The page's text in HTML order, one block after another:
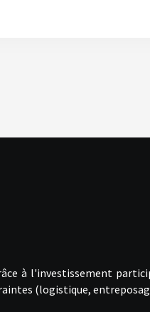
à l'investissement
(logistique,